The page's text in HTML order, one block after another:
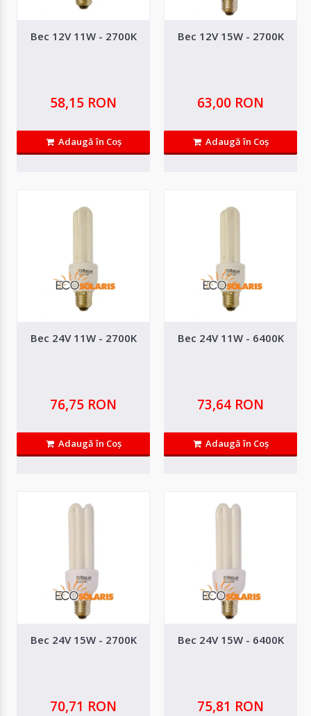
Configurator
Description Compact fluorescent light of 11 watt with Edison E27 plug,
Bec 12V 11W - 2700K
58,15 RON
Adaugă în Coş
Bec 12V 15W - 2700K
63,00 RON
Adaugă în Coş
Bec 24V 11W - 2700K
76,75 RON
Adaugă în Coş
Bec 24V 11W - 6400K
73,64 RON
Adaugă în Coş
Bec 24V 15W - 2700K
70,71 RON
Bec 24V 15W - 6400K
75,81 RON